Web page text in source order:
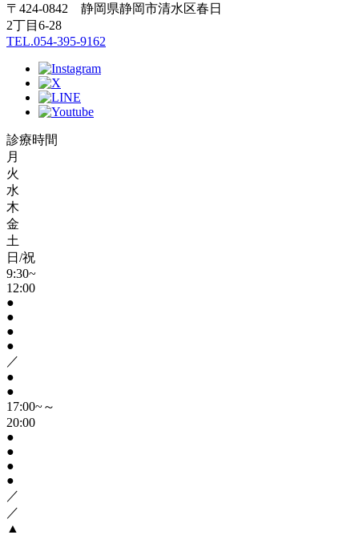
〒424-0842 静岡県静岡市清水区春日
2丁目6-28
TEL.054-395-9162
診療時間
月
火
水
木
金
土
日/祝
9:30~
12:00
●
●
●
●
／
●
●
17:00~～
20:00
●
●
●
●
／
／
▲